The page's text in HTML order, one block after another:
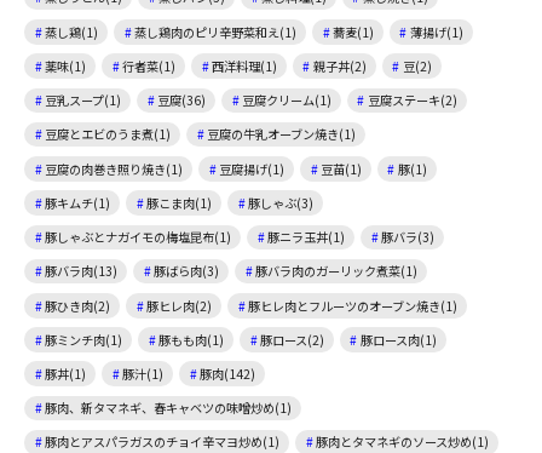
蒸し鶏(1)
蒸し鶏肉のピリ辛野菜和え(1) 蕎麦(1)
薄揚げ(1)
薬味(1)
行者菜(1) 西洋料理(1) 親子丼(2)
豆(2)
豆乳スープ(1)
豆腐(36) 豆腐クリーム(1)
豆腐ステーキ(2)
豆腐とエビのうま煮(1)
豆腐の牛乳オーブン焼き(1)
豆腐の肉巻き照り焼き(1)
豆腐揚げ(1) 豆苗(1)
豚(1)
豚キムチ(1)
豚こま肉(1)
豚しゃぶ(3)
豚しゃぶとナガイモの梅塩昆布(1)
豚ニラ玉丼(1)
豚バラ(3)
豚バラ肉(13)
豚ばら肉(3)
豚バラ肉のガーリック煮菜(1)
豚ひき肉(2)
豚ヒレ肉(2)
豚ヒレ肉とフルーツのオーブン焼き(1)
豚ミンチ肉(1)
豚もも肉(1) 豚ロース(2)
豚ロース肉(1)
豚丼(1)
豚汁(1)
豚肉(142)
豚肉、新タマネギ、春キャベツの味噌炒め(1)
豚肉とアスパラガスのチョイ辛マヨ炒め(1)
豚肉とタマネギのソース炒め(1)